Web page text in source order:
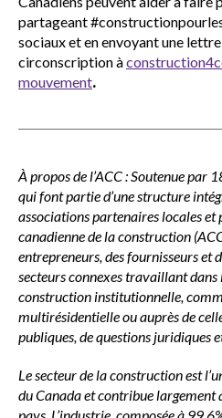
partageant
sociaux et en envoyant une
circonscription à
mouvement.
À propos de l’ACC : Soutenue par
qui font partie d’une structure
associations partenaires locales et
canadienne de la construction
entrepreneurs, des fournisseurs et
secteurs connexes travaillant dans
construction institutionnelle,
multirésidentielle ou auprès de
publiques, de questions juridiques
Le secteur de la construction est
du Canada et contribue largement
pays. L’industrie, composée à